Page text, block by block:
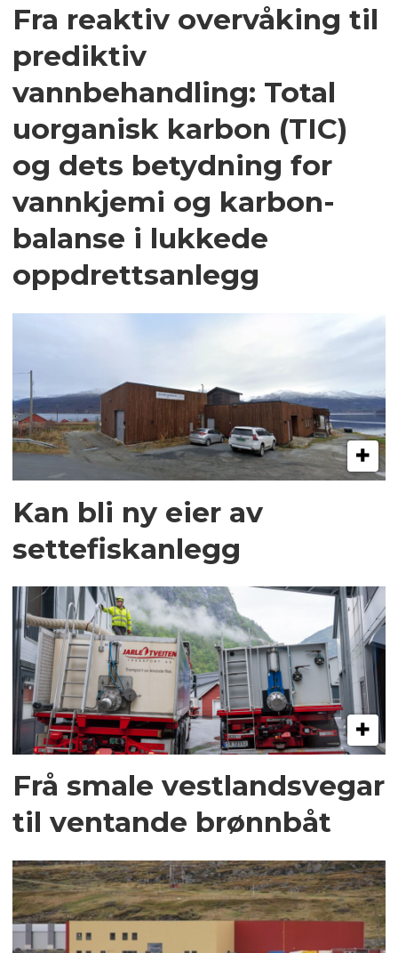
Fra reaktiv overvåking til
prediktiv
vannbehandling: Total
uorganisk karbon (TIC)
og dets betydning for
vannkjemi og karbon­
balanse i lukkede
oppdrettsanlegg
Kan bli ny eier av
settefiskanlegg
Frå smale vestlandsvegar
til ventande brønnbåt